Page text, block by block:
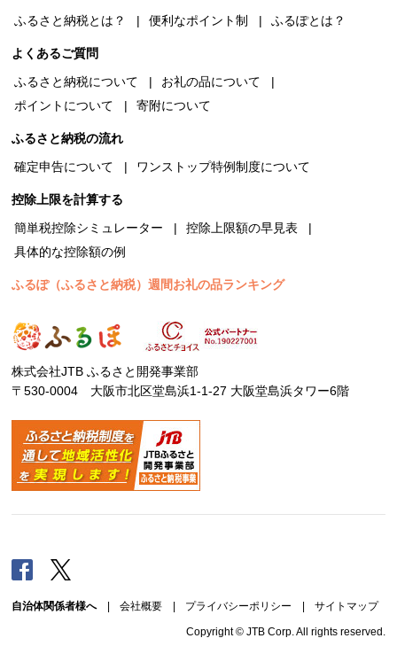
ふるさと納税とは？
便利なポイント制 ふるぽとは？
よくあるご質問
ふるさと納税について
お礼の品について
ポイントについて
寄附について
ふるさと納税の流れ
確定申告について
ワンストップ特例制度について
控除上限を計算する
簡単税控除シミュレーター
控除上限額の早見表
具体的な控除額の例
ふるぽ（ふるさと納税）週間お礼の品ランキング
株式会社JTB ふるさと開発事業部
〒530-0004 大阪市北区堂島浜1-1-27 大阪堂島浜タワー6階
Facebook
自治体関係者様へ| 会社概要 | プライバシーポリシー | サイトマップ
Copyright © JTB Corp. All rights reserved.